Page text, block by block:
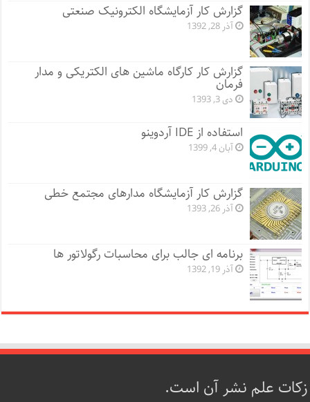
گزارش کار آزمایشگاه الکترونیک صنعتی
آذر 28, 1392
گزارش کار کارگاه ماشین های الکتریکی و مدار
فرمان
دی 3, 1393
استفاده از IDE آردوینو
آبان 4, 1399
گزارش کار آزمایشگاه مدارهای مجتمع خطی
آذر 26, 1393
برنامه ای جالب برای محاسبات رگولاتور ها
آذر 19, 1392
زکات علم نشر آن است.